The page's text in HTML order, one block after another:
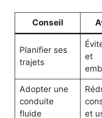
Conseil
Planifier ses
trajets
et
Adopter une
conduite
fluide
et